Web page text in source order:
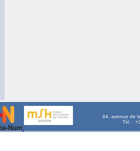
44, avenue de
Tél. :